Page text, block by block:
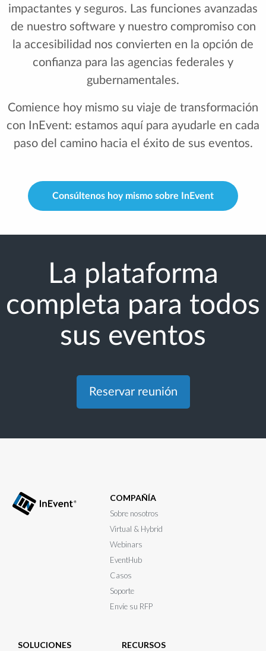
impactantes y seguros. Las funciones avanzadas
de nuestro software y nuestro compromiso con
la accesibilidad nos convierten en la opción de
confianza para las agencias federales y
gubernamentales.
Comience hoy mismo su viaje de transformación
con InEvent: estamos aquí para ayudarle en cada
paso del camino hacia el éxito de sus eventos.
Consúltenos hoy mismo sobre InEvent
La plataforma
completa para todos
sus eventos
Reservar reunión
COMPAÑÍA
Sobre nosotros
Virtual & Hybrid
Webinars
EventHub
Casos
Soporte
Envíe su RFP
SOLUCIONES RECURSOS